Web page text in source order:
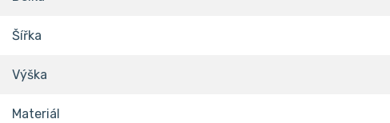
Šířka
Výška
Materiál